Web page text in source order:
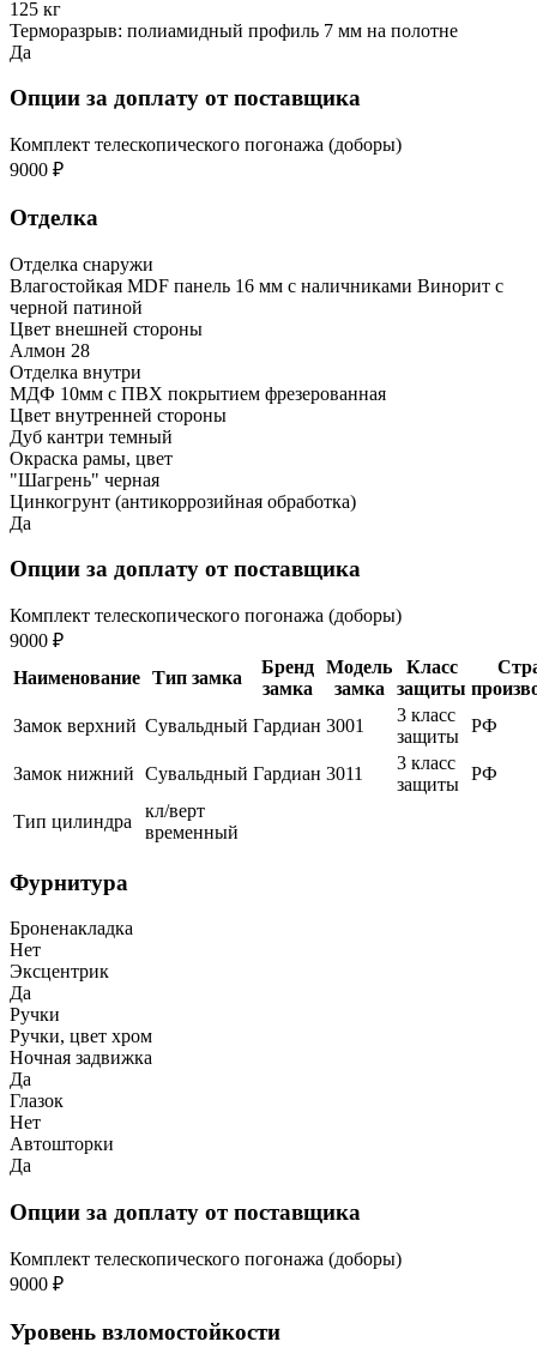
125 кг
Терморазрыв: полиамидный профиль 7 мм на полотне
Да
Опции за доплату от поставщика
Комплект телескопического погонажа (доборы)
9000 ₽
Отделка
Отделка снаружи
Влагостойкая MDF панель 16 мм с наличниками Винорит с
черной патиной
Цвет внешней стороны
Алмон 28
Отделка внутри
МДФ 10мм с ПВХ покрытием фрезерованная
Цвет внутренней стороны
Дуб кантри темный
Окраска рамы, цвет
"Шагрень" черная
Цинкогрунт (антикоррозийная обработка)
Да
Опции за доплату от поставщика
Комплект телескопического погонажа (доборы)
9000 ₽
Наименование Тип замка
Бренд
замка
Модель
замка
Класс
защиты
Замок верхний Сувальдный Гардиан 3001
3 класс
защиты
РФ
Замок нижний Сувальдный Гардиан 3011
3 класс
защиты
РФ
Тип цилиндра
кл/верт
временный
Фурнитура
Броненакладка
Нет
Эксцентрик
Да
Ручки
Ручки, цвет хром
Ночная задвижка
Да
Глазок
Нет
Автошторки
Да
Опции за доплату от поставщика
Комплект телескопического погонажа (доборы)
9000 ₽
Уровень взломостойкости